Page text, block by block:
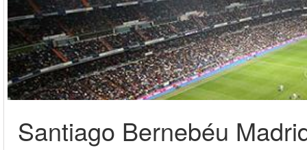
Santiago Bernebéu